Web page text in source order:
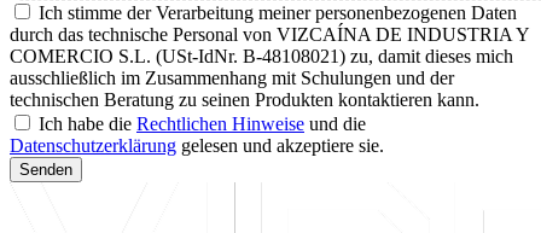
Ich stimme der Verarbeitung meiner personenbezogenen Daten
durch das technische Personal von VIZCAÍNA DE INDUSTRIA Y
COMERCIO S.L. (USt-IdNr. B-48108021) zu, damit dieses mich
ausschließlich im Zusammenhang mit Schulungen und der
technischen Beratung zu seinen Produkten kontaktieren kann.
Ich habe die Rechtlichen Hinweise und die
Datenschutzerklärung gelesen und akzeptiere sie.
Senden